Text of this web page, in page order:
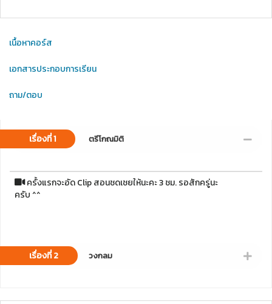
เนื้อหาคอร์ส
เอกสารประกอบการเรียน
ถาม/ตอบ
เรื่องที่ 1 ตรีโกณมิติ
ครั้งแรกจะอัด Clip สอนชดเชยให้นะคะ 3 ชม. รอสักครู่นะ
ครับ ^^
เรื่องที่ 2 วงกลม